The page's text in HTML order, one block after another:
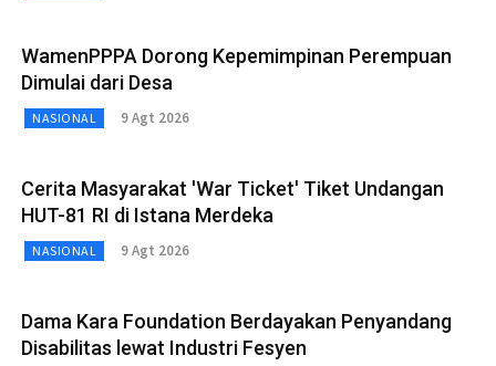
WamenPPPA Dorong Kepemimpinan Perempuan
Dimulai dari Desa
NASIONAL 9 Agt 2026
Cerita Masyarakat 'War Ticket' Tiket Undangan
HUT-81 RI di Istana Merdeka
NASIONAL 9 Agt 2026
Dama Kara Foundation Berdayakan Penyandang
Disabilitas lewat Industri Fesyen